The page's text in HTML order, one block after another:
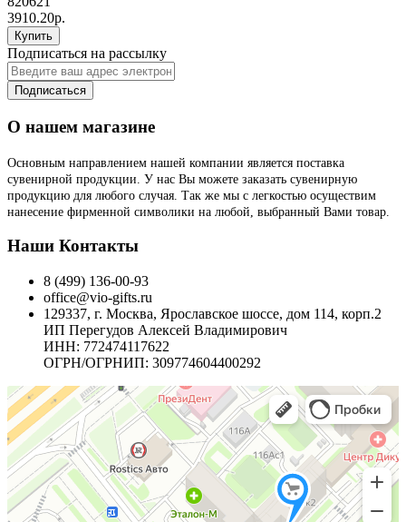
3910.20р.
Купить
Подписаться на рассылку
Подписаться
О нашем магазине
Основным направлением нашей компании является поставка
сувенирной продукции. У нас Вы можете заказать сувенирную
продукцию для любого случая. Так же мы с легкостью осуществим
нанесение фирменной символики на любой, выбранный Вами товар.
Наши Контакты
8 (499) 136-00-93
office@vio-gifts.ru
129337, г. Москва, Ярославское шоссе, дом 114, корп.2
ИП Перегудов Алексей Владимирович
ИНН: 772474117622
ОГРН/ОГРНИП: 309774604400292